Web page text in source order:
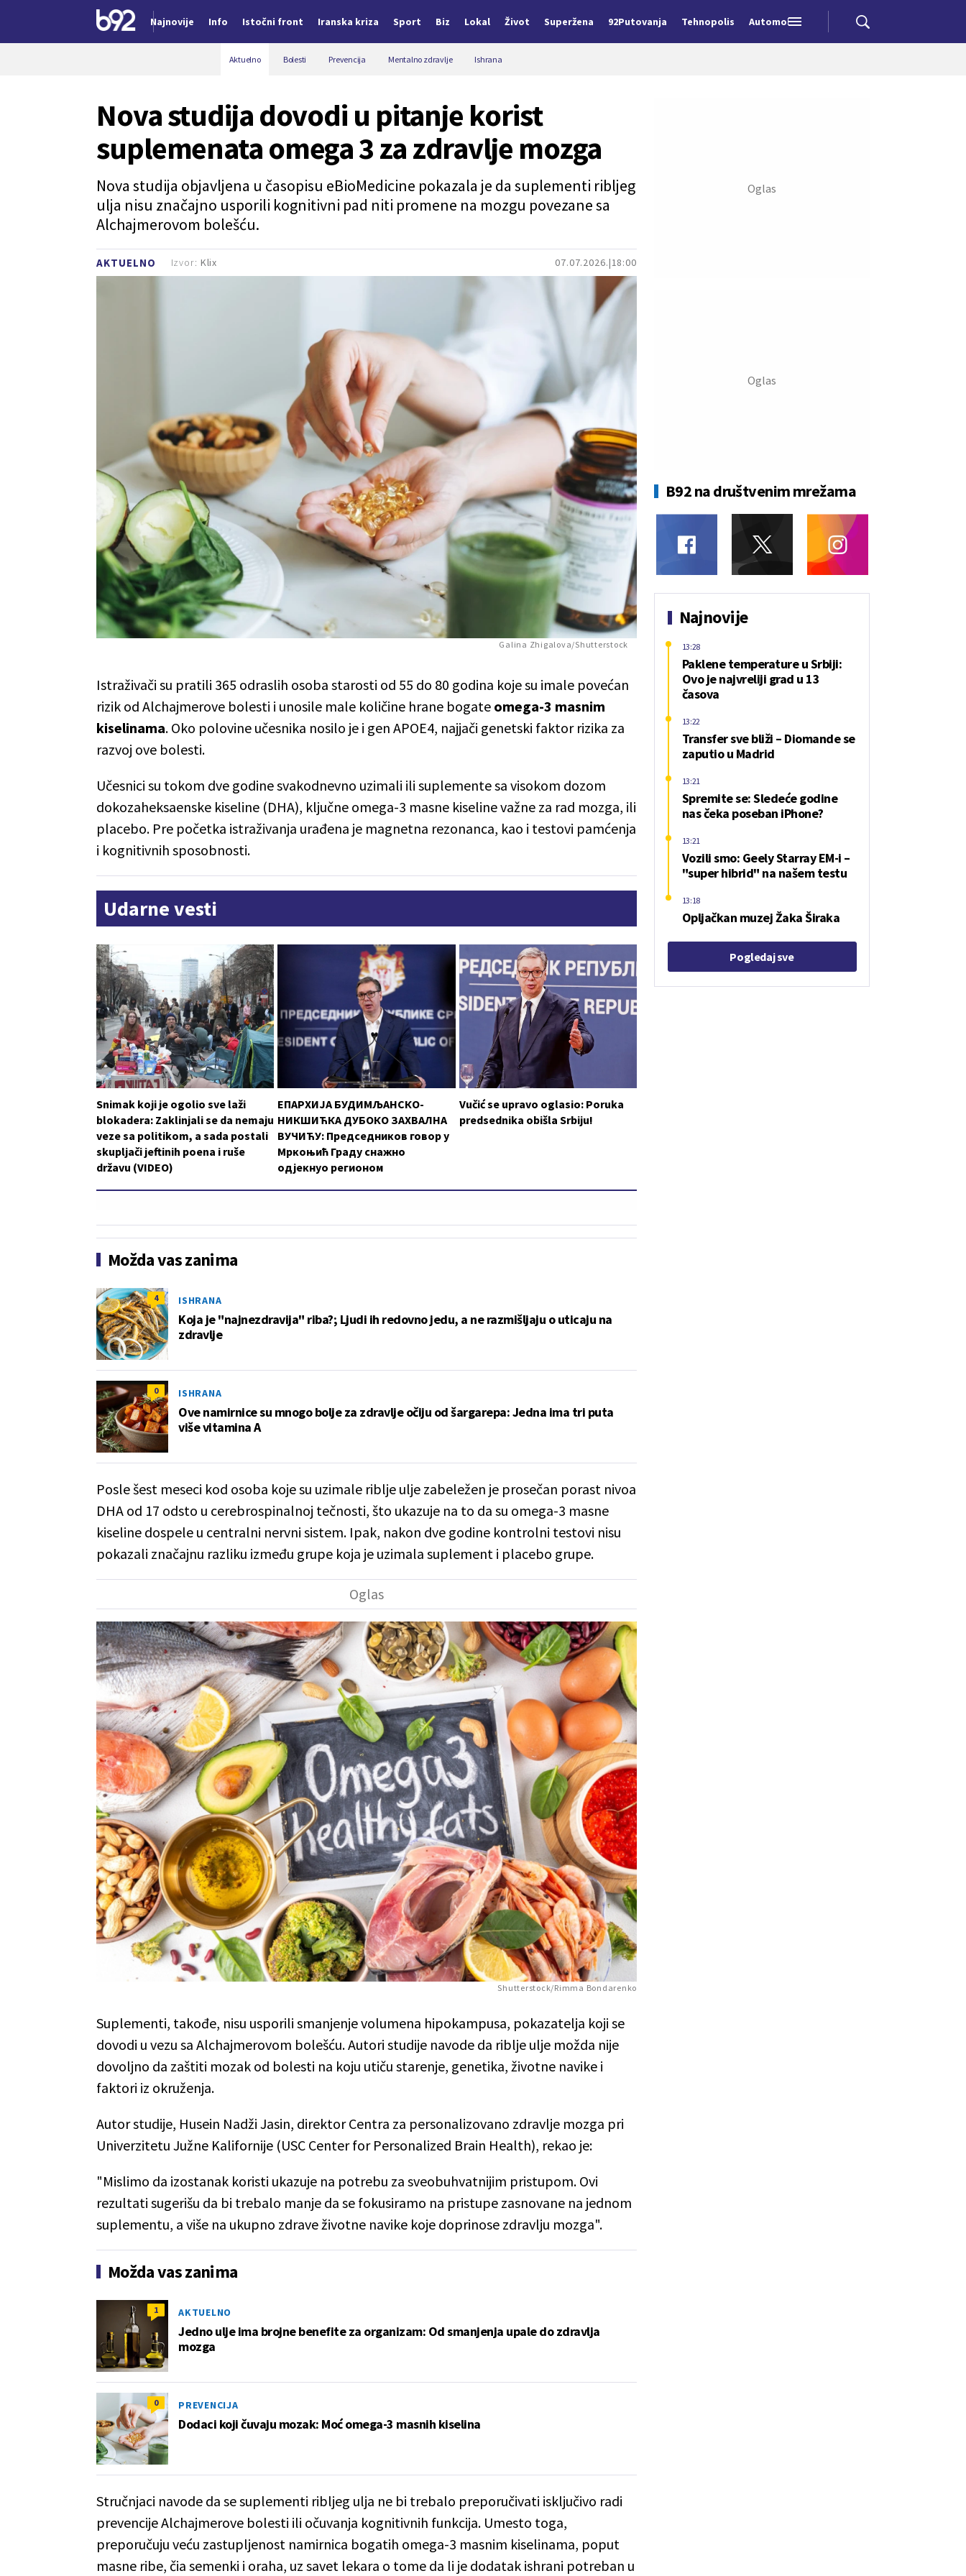
Najnovije Info Istočni front Iranska kriza Sport Biz Lokal Život Superžena 92Putovanja Tehnopolis Automobili
Aktuelno Bolesti Prevencija Mentalno zdravlje Ishrana
AKTUELNO 07.07.2026. 18:00
Nova studija dovodi u pitanje korist
suplemenata omega 3 za zdravlje mozga
Nova studija objavljena u časopisu eBioMedicine pokazala je da suplementi ribljeg
ulja nisu značajno usporili kognitivni pad niti promene na mozgu povezane sa
Alchajmerovom bolešću.
Izvor: Klix
Galina Zhigalova/Shutterstock
Istraživači su pratili 365 odraslih osoba starosti od 55 do 80 godina koje su imale povećan
rizik od Alchajmerove bolesti i unosile male količine hrane bogate omega-3 masnim
kiselinama. Oko polovine učesnika nosilo je i gen APOE4, najjači genetski faktor rizika za
razvoj ove bolesti.
Učesnici su tokom dve godine svakodnevno uzimali ili suplemente sa visokom dozom
dokozaheksaenske kiseline (DHA), ključne omega-3 masne kiseline važne za rad mozga, ili
placebo. Pre početka istraživanja urađena je magnetna rezonanca, kao i testovi pamćenja
i kognitivnih sposobnosti.
Udarne vesti
Snimak koji je ogolio sve laži
blokadera: Zaklinjali se da nemaju
veze sa politikom, a sada postali
skupljači jeftinih poena i ruše
državu (VIDEO)
ЕПАРХИЈА БУДИМЉАНСКО-
НИКШИЋКА ДУБОКО ЗАХВАЛНА
ВУЧИЋУ: Председников говор у
Мркоњић Граду снажно
одјекнуо регионом
Vučić se upravo oglasio: Poruka
predsednika obišla Srbiju!
Možda vas zanima
4 ISHRANA
Koja je "najnezdravija" riba?; Ljudi ih redovno jedu, a ne razmišljaju o uticaju na
zdravlje
0 ISHRANA
Ove namirnice su mnogo bolje za zdravlje očiju od šargarepa: Jedna ima tri puta
više vitamina A
Posle šest meseci kod osoba koje su uzimale riblje ulje zabeležen je prosečan porast nivoa
DHA od 17 odsto u cerebrospinalnoj tečnosti, što ukazuje na to da su omega-3 masne
kiseline dospele u centralni nervni sistem. Ipak, nakon dve godine kontrolni testovi nisu
pokazali značajnu razliku između grupe koja je uzimala suplement i placebo grupe.
Shutterstock/Rimma Bondarenko
Suplementi, takođe, nisu usporili smanjenje volumena hipokampusa, pokazatelja koji se
dovodi u vezu sa Alchajmerovom bolešću. Autori studije navode da riblje ulje možda nije
dovoljno da zaštiti mozak od bolesti na koju utiču starenje, genetika, životne navike i
faktori iz okruženja.
Autor studije, Husein Nadži Jasin, direktor Centra za personalizovano zdravlje mozga pri
Univerzitetu Južne Kalifornije (USC Center for Personalized Brain Health), rekao je:
"Mislimo da izostanak koristi ukazuje na potrebu za sveobuhvatnijim pristupom. Ovi
rezultati sugerišu da bi trebalo manje da se fokusiramo na pristupe zasnovane na jednom
suplementu, a više na ukupno zdrave životne navike koje doprinose zdravlju mozga".
Možda vas zanima
1 AKTUELNO
Jedno ulje ima brojne benefite za organizam: Od smanjenja upale do zdravlja
mozga
0 PREVENCIJA
Dodaci koji čuvaju mozak: Moć omega-3 masnih kiselina
Stručnjaci navode da se suplementi ribljeg ulja ne bi trebalo preporučivati isključivo radi
prevencije Alchajmerove bolesti ili očuvanja kognitivnih funkcija. Umesto toga,
preporučuju veću zastupljenost namirnica bogatih omega-3 masnim kiselinama, poput
masne ribe, čia semenki i oraha, uz savet lekara o tome da li je dodatak ishrani potreban u
B92 na društvenim mrežama
Najnovije
Paklene temperature u Srbiji:
Ovo je najvreliji grad u 13
časova
13:28
Transfer sve bliži – Diomande se
zaputio u Madrid
13:22
Spremite se: Sledeće godine
nas čeka poseban iPhone?
13:21
Vozili smo: Geely Starray EM-i –
"super hibrid" na našem testu
13:21
Opljačkan muzej Žaka Širaka
13:18
Pogledaj sve